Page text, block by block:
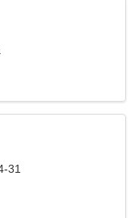
31